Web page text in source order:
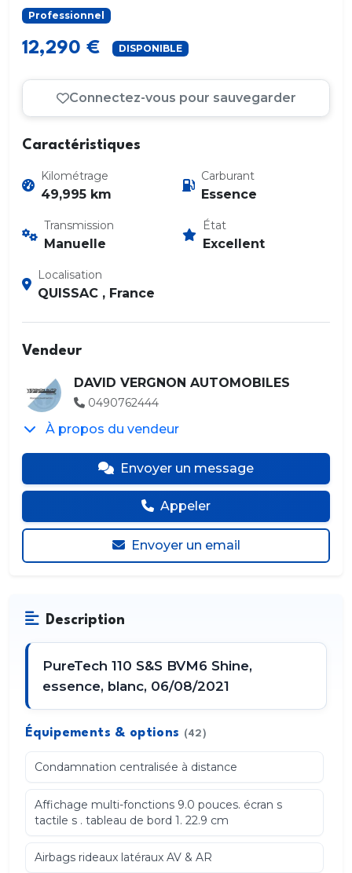
Professionnel
12,290 € DISPONIBLE
Connectez-vous pour sauvegarder
Caractéristiques
Kilométrage
49,995 km
Carburant
Essence
Transmission
Manuelle
État
Excellent
Localisation
QUISSAC , France
Vendeur
DAVID VERGNON AUTOMOBILES
0490762444
À propos du vendeur
Envoyer un message
Appeler
Envoyer un email
Description
PureTech 110 S&S BVM6 Shine,
essence, blanc, 06/08/2021
Équipements & options (42)
Condamnation centralisée à distance
Affichage multi-fonctions 9.0 pouces. écran s
tactile s . tableau de bord 1. 22.9 cm
Airbags rideaux latéraux AV & AR